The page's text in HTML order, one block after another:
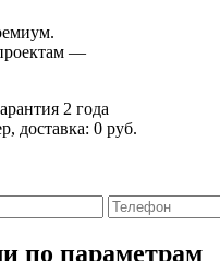
—
2 года
доставка: 0 руб.
по параметрам